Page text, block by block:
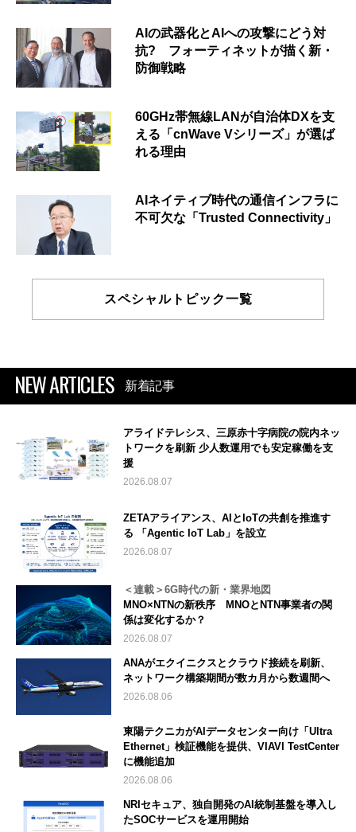
AIの武器化とAIへの攻撃にどう対
抗? フォーティネットが描く新・
防御戦略
60GHz帯無線LANが自治体DXを支
える「cnWave Vシリーズ」が選ば
れる理由
AIネイティブ時代の通信インフラに
不可欠な「Trusted Connectivity」
スペシャルトピック一覧
NEW ARTICLES 新着記事
アライドテレシス、三原赤十字病院の院内ネッ
トワークを刷新 少人数運用でも安定稼働を支
援
2026.08.07
ZETAアライアンス、AIとIoTの共創を推進す
る 「Agentic IoT Lab」を設立
2026.08.07
＜連載＞6G時代の新・業界地図
MNO×NTNの新秩序 MNOとNTN事業者の関
係は変化するか？
2026.08.07
ANAがエクイニクスとクラウド接続を刷新、
ネットワーク構築期間が数カ月から数週間へ
2026.08.06
東陽テクニカがAIデータセンター向け「Ultra
Ethernet」検証機能を提供、VIAVI TestCenter
に機能追加
2026.08.06
NRIセキュア、独自開発のAI統制基盤を導入し
たSOCサービスを運用開始